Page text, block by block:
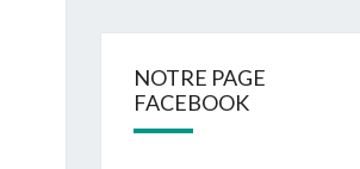
NOTRE PAGE
FACEBOOK